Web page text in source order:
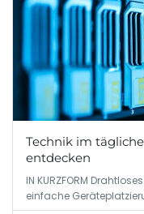
Technik im
entdecken
IN KURZFORM
einfache